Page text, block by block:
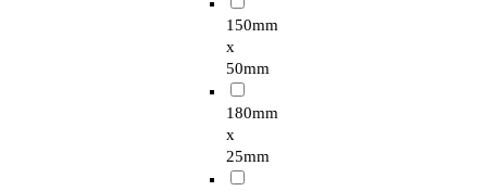
150mm
x
50mm
180mm
x
25mm